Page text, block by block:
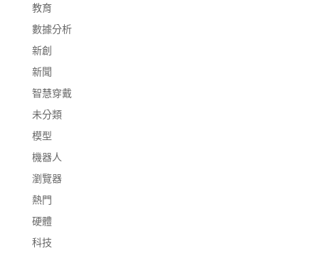
教育
數據分析
新創
新聞
智慧穿戴
未分類
模型
機器人
瀏覽器
熱門
硬體
科技